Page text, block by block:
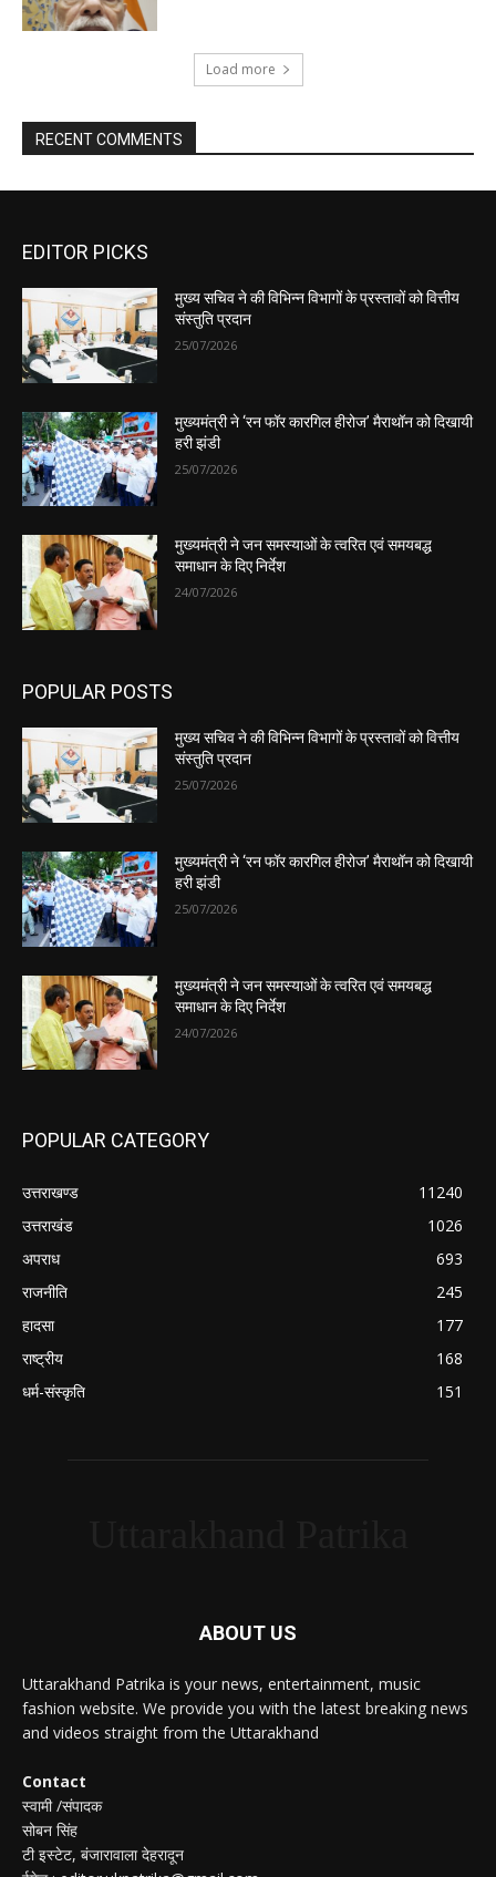
EDITOR PICKS
मुख्य सचिव ने की विभिन्न विभागों के प्रस्तावों को वित्तीय
संस्तुति प्रदान
25/07/2026
मुख्यमंत्री ने ‘रन फॉर कारगिल हीरोज’ मैराथॉन को दिखायी
हरी झंडी
25/07/2026
मुख्यमंत्री ने जन समस्याओं के त्वरित एवं समयबद्ध
समाधान के दिए निर्देश
24/07/2026
POPULAR POSTS
मुख्य सचिव ने की विभिन्न विभागों के प्रस्तावों को वित्तीय
संस्तुति प्रदान
25/07/2026
मुख्यमंत्री ने ‘रन फॉर कारगिल हीरोज’ मैराथॉन को दिखायी
हरी झंडी
25/07/2026
मुख्यमंत्री ने जन समस्याओं के त्वरित एवं समयबद्ध
समाधान के दिए निर्देश
24/07/2026
POPULAR CATEGORY
उत्तराखण्ड
11240
उत्तराखंड
1026
अपराध
693
राजनीति
245
हादसा
177
राष्ट्रीय
168
धर्म-संस्कृति
151
ABOUT US
Uttarakhand Patrika is your news, entertainment, music
fashion website. We provide you with the latest breaking news
and videos straight from the Uttarakhand
Contact
स्वामी /संपादक
सोबन सिंह
टी इस्टेट, बंजारावाला देहरादून